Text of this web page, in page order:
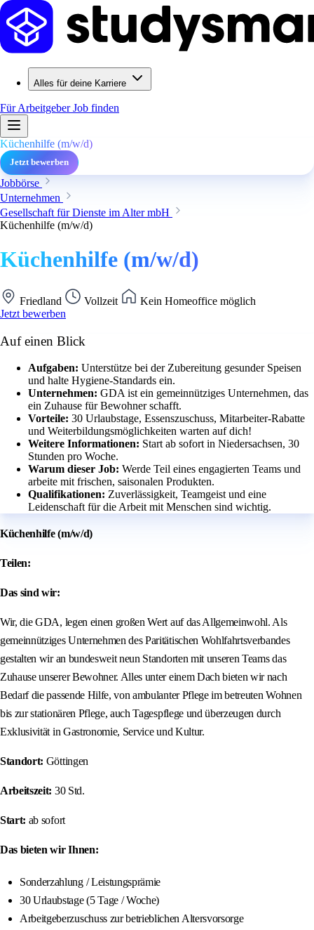
Alles für deine Karriere
Für ArbeitgeberJob finden
Küchenhilfe (m/w/d)
Jetzt bewerben
Jobbörse
Unternehmen
Gesellschaft für Dienste im Alter mbH
Küchenhilfe (m/w/d)
Küchenhilfe (m/w/d)
Friedland Vollzeit
Kein Homeoffice möglich
Jetzt bewerben
Auf einen Blick
Aufgaben: Unterstütze bei der Zubereitung gesunder Speisen
und halte Hygiene-Standards ein.
Unternehmen: GDA ist ein gemeinnütziges Unternehmen, das
ein Zuhause für Bewohner schafft.
Vorteile: 30 Urlaubstage, Essenszuschuss, Mitarbeiter-Rabatte
und Weiterbildungsmöglichkeiten warten auf dich!
Weitere Informationen: Start ab sofort in Niedersachsen, 30
Stunden pro Woche.
Warum dieser Job: Werde Teil eines engagierten Teams und
arbeite mit frischen, saisonalen Produkten.
Qualifikationen: Zuverlässigkeit, Teamgeist und eine
Leidenschaft für die Arbeit mit Menschen sind wichtig.
Küchenhilfe (m/w/d)
Teilen:
Das sind wir:
Wir, die GDA, legen einen großen Wert auf das Allgemeinwohl. Als
gemeinnütziges Unternehmen des Paritätischen Wohlfahrtsverbandes
gestalten wir an bundesweit neun Standorten mit unseren Teams das
Zuhause unserer Bewohner. Alles unter einem Dach bieten wir nach
Bedarf die passende Hilfe, von ambulanter Pflege im betreuten Wohnen
bis zur stationären Pflege, auch Tagespflege und überzeugen durch
Exklusivität in Gastronomie, Service und Kultur.
Standort: Göttingen
Arbeitszeit: 30 Std.
Start: ab sofort
Das bieten wir Ihnen:
Sonderzahlung / Leistungsprämie
30 Urlaubstage (5 Tage / Woche)
Arbeitgeberzuschuss zur betrieblichen Altersvorsorge